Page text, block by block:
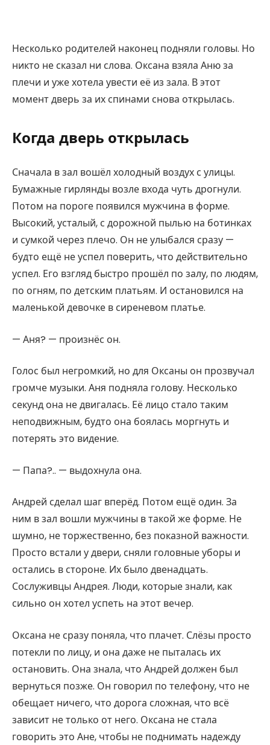
Несколько родителей наконец подняли головы. Но
никто не сказал ни слова. Оксана взяла Аню за
плечи и уже хотела увести её из зала. В этот
момент дверь за их спинами снова открылась.
Когда дверь открылась
Сначала в зал вошёл холодный воздух с улицы.
Бумажные гирлянды возле входа чуть дрогнули.
Потом на пороге появился мужчина в форме.
Высокий, усталый, с дорожной пылью на ботинках
и сумкой через плечо. Он не улыбался сразу —
будто ещё не успел поверить, что действительно
успел. Его взгляд быстро прошёл по залу, по людям,
по огням, по детским платьям. И остановился на
маленькой девочке в сиреневом платье.
— Аня? — произнёс он.
Голос был негромкий, но для Оксаны он прозвучал
громче музыки. Аня подняла голову. Несколько
секунд она не двигалась. Её лицо стало таким
неподвижным, будто она боялась моргнуть и
потерять это видение.
— Папа?.. — выдохнула она.
Андрей сделал шаг вперёд. Потом ещё один. За
ним в зал вошли мужчины в такой же форме. Не
шумно, не торжественно, без показной важности.
Просто встали у двери, сняли головные уборы и
остались в стороне. Их было двенадцать.
Сослуживцы Андрея. Люди, которые знали, как
сильно он хотел успеть на этот вечер.
Оксана не сразу поняла, что плачет. Слёзы просто
потекли по лицу, и она даже не пыталась их
остановить. Она знала, что Андрей должен был
вернуться позже. Он говорил по телефону, что не
обещает ничего, что дорога сложная, что всё
зависит не только от него. Оксана не стала
говорить это Ане, чтобы не поднимать надежду